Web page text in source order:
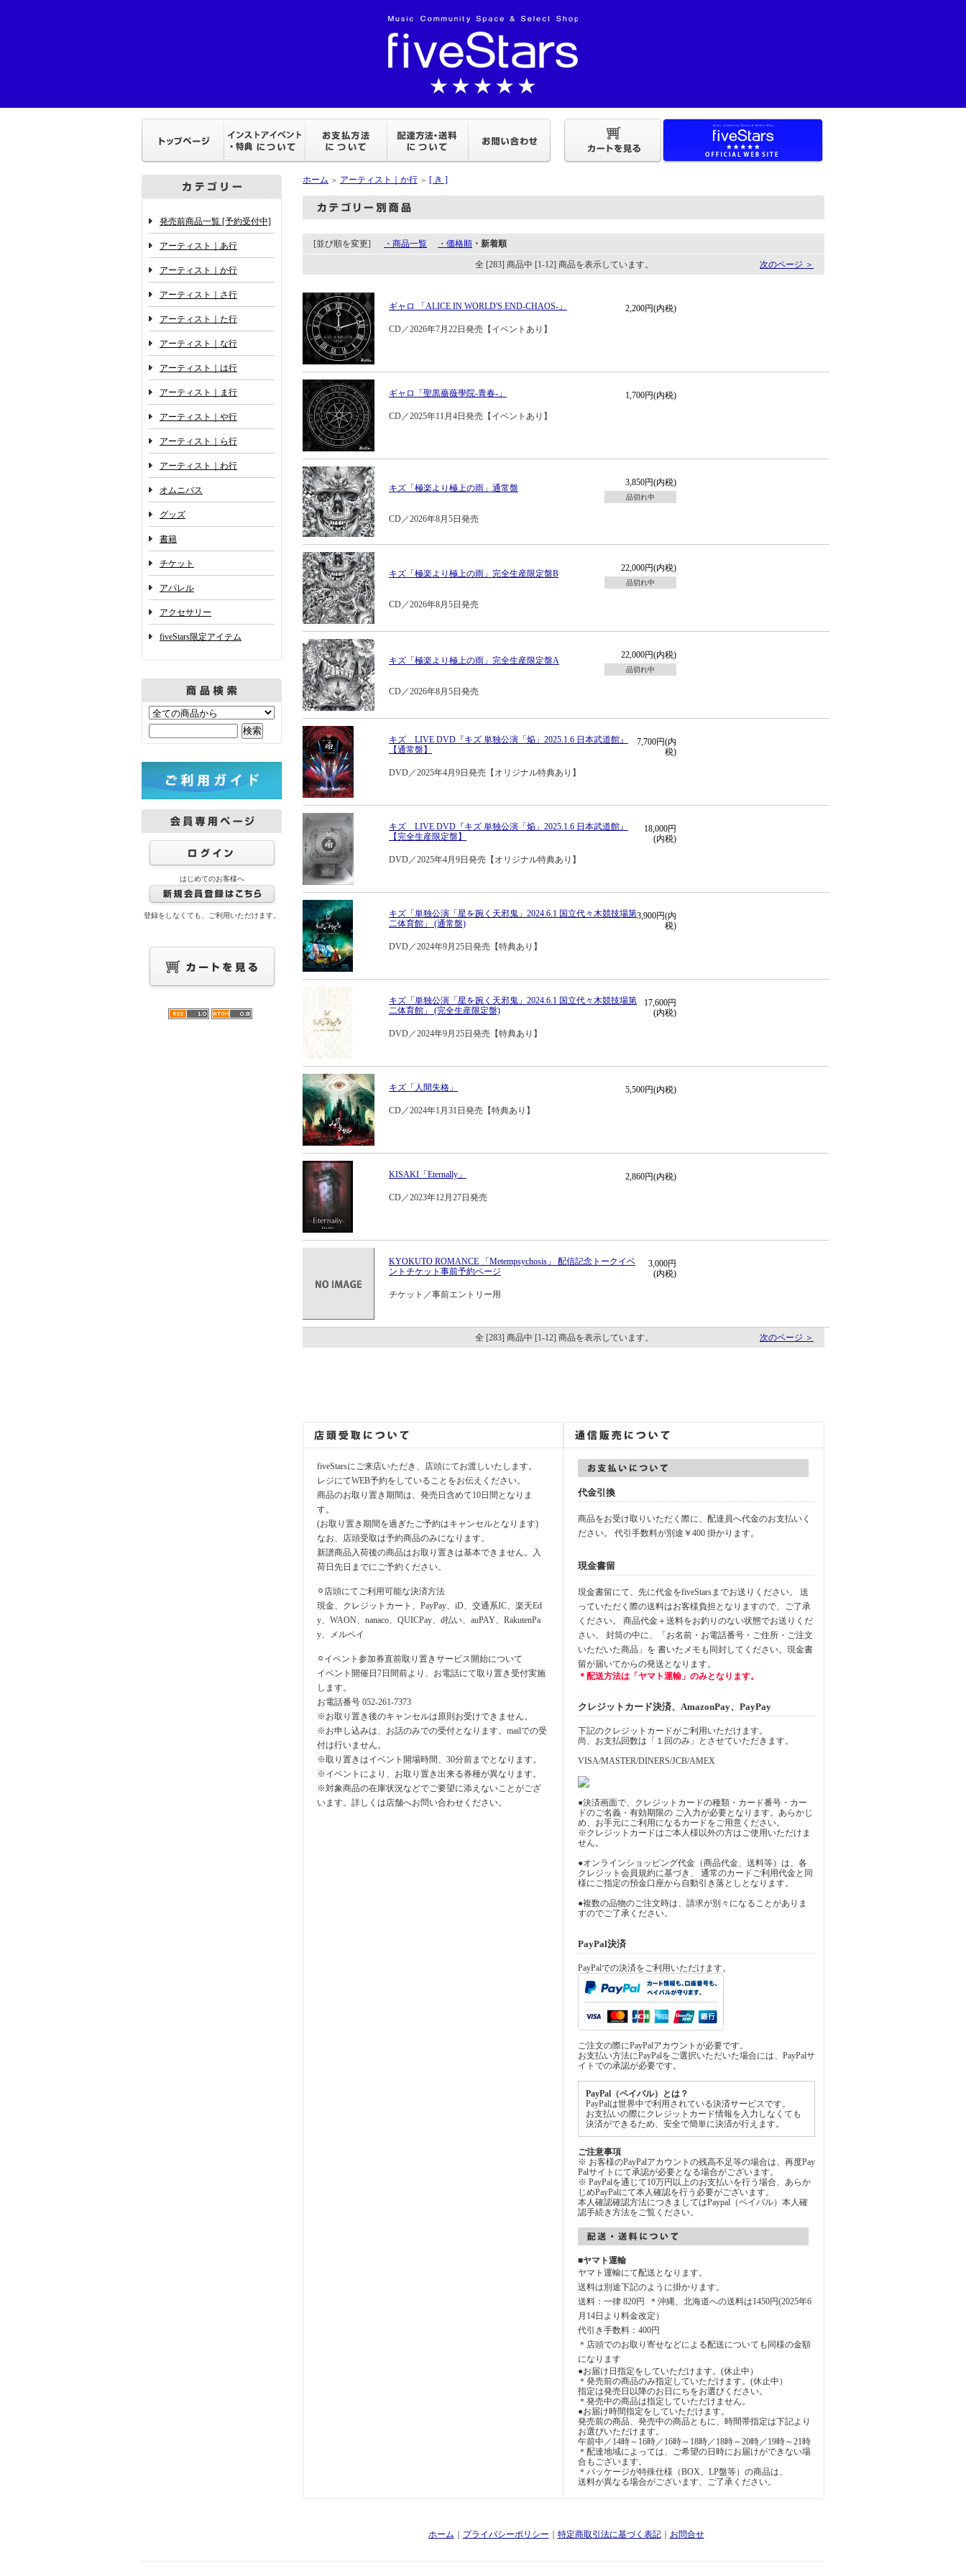
発売前商品一覧 [予約受付中]
アーティスト｜あ行
アーティスト｜か行
アーティスト｜さ行
アーティスト｜た行
アーティスト｜な行
アーティスト｜は行
アーティスト｜ま行
アーティスト｜や行
アーティスト｜ら行
アーティスト｜わ行
オムニバス
グッズ
書籍
チケット
アパレル
アクセサリー
fiveStars限定アイテム
はじめてのお客様へ
登録をしなくても、ご利用いただけます。
ホーム ＞ アーティスト｜か行 ＞ [ き ]
[並び順を変更] ・商品一覧 ・価格順 ・新着順
全 [283] 商品中 [1-12] 商品を表示しています。 次のページ ＞
ギャロ 「ALICE IN WORLD'S END-CHAOS-」 2,200円(内税)
CD／2026年7月22日発売【イベントあり】
ギャロ「聖黒薔薇學院-青春-」 1,700円(内税)
CD／2025年11月4日発売【イベントあり】
キズ「極楽より極上の雨」通常盤
3,850円(内税)
品切れ中
CD／2026年8月5日発売
キズ「極楽より極上の雨」完全生産限定盤B
22,000円(内税)
品切れ中
CD／2026年8月5日発売
キズ「極楽より極上の雨」完全生産限定盤A
22,000円(内税)
品切れ中
CD／2026年8月5日発売
キズ LIVE DVD『キズ 単独公演「焔」2025.1.6 日本武道館』
【通常盤】
7,700円(内
税)
DVD／2025年4月9日発売【オリジナル特典あり】
キズ LIVE DVD『キズ 単独公演「焔」2025.1.6 日本武道館』
【完全生産限定盤】
18,000円
(内税)
DVD／2025年4月9日発売【オリジナル特典あり】
キズ「単独公演「星を踠く天邪鬼」2024.6.1 国立代々木競技場第
二体育館」 (通常盤)
3,900円(内
税)
DVD／2024年9月25日発売【特典あり】
キズ「単独公演「星を踠く天邪鬼」2024.6.1 国立代々木競技場第
二体育館」 (完全生産限定盤)
17,600円
(内税)
DVD／2024年9月25日発売【特典あり】
キズ「人間失格」 5,500円(内税)
CD／2024年1月31日発売【特典あり】
KISAKI「Eternally」 2,860円(内税)
CD／2023年12月27日発売
KYOKUTO ROMANCE 「Metempsychosis」 配信記念トークイベ
ントチケット事前予約ページ
3,000円
(内税)
チケット／事前エントリー用
全 [283] 商品中 [1-12] 商品を表示しています。 次のページ ＞
fiveStarsにご来店いただき、店頭にてお渡しいたします。
レジにてWEB予約をしていることをお伝えください。
商品のお取り置き期間は、発売日含めて10日間となりま
す。
(お取り置き期間を過ぎたご予約はキャンセルとなります)
なお、店頭受取は予約商品のみになります。
新譜商品入荷後の商品はお取り置きは基本できません。入
荷日先日までにご予約ください。
⚪︎店頭にてご利用可能な決済方法
現金、クレジットカート、PayPay、iD、交通系IC、楽天Ed
y、WAON、nanaco、QUICPay、d払い、auPAY、RakutenPa
y、メルペイ
⚪︎イベント参加券直前取り置きサービス開始について
イベント開催日7日間前より、お電話にて取り置き受付実施
します。
お電話番号 052-261-7373
※お取り置き後のキャンセルは原則お受けできません。
※お申し込みは、お話のみでの受付となります。mailでの受
付は行いません。
※取り置きはイベント開場時間、30分前までとなります。
※イベントにより、お取り置き出来る券種が異なります。
※対象商品の在庫状況などでご要望に添えないことがござ
います。詳しくは店舗へお問い合わせください。
代金引換
商品をお受け取りいただく際に、配達員へ代金のお支払いく
ださい。 代引手数料が別途￥400 掛かります。
現金書留
現金書留にて、先に代金をfiveStarsまでお送りください。 送
っていただく際の送料はお客様負担となりますので、ご了承
ください。 商品代金＋送料をお釣りのない状態でお送りくだ
さい。 封筒の中に、「お名前・お電話番号・ご住所・ご注文
いただいた商品」を 書いたメモも同封してください。現金書
留が届いてからの発送となります。
＊配送方法は「ヤマト運輸」のみとなります。
クレジットカード決済、AmazonPay、PayPay
下記のクレジットカードがご利用いただけます。
尚、お支払回数は「１回のみ」とさせていただきます。
VISA/MASTER/DINERS/JCB/AMEX
●決済画面で、クレジットカードの種類・カード番号・カー
ドのご名義・有効期限の ご入力が必要となります。あらかじ
め、お手元にご利用になるカードをご用意ください。
※クレジットカードはご本人様以外の方はご使用いただけま
せん。
●オンラインショッピング代金（商品代金、送料等）は、各
クレジット会員規約に基づき、 通常のカードご利用代金と同
様にご指定の預金口座から自動引き落としとなります。
●複数の品物のご注文時は、請求が別々になることがありま
すのでご了承ください。
PayPal決済
PayPalでの決済をご利用いただけます。
ご注文の際にPayPalアカウントが必要です。
お支払い方法にPayPalをご選択いただいた場合には、PayPalサ
イトでの承認が必要です。
PayPal（ペイパル）とは？
PayPalは世界中で利用されている決済サービスです。
お支払いの際にクレジットカード情報を入力しなくても
決済ができるため、安全で簡単に決済が行えます。
ご注意事項
※ お客様のPayPalアカウントの残高不足等の場合は、再度Pay
Palサイトにて承認が必要となる場合がございます。
※ PayPalを通じて10万円以上のお支払いを行う場合、あらか
じめPayPalにて本人確認を行う必要がございます。
本人確認確認方法につきましてはPaypal（ペイパル）本人確
認手続き方法をご覧ください。
■ヤマト運輸
ヤマト運輸にて配送となります。
送料は別途下記のように掛かります。
送料：一律 820円 ＊沖縄、北海道への送料は1450円(2025年6
月14日より料金改定）
代引き手数料：400円
＊店頭でのお取り寄せなどによる配送についても同様の金額
になります
●お届け日指定をしていただけます。(休止中）
＊発売前の商品のみ指定していただけます。(休止中）
指定は発売日以降のお日にちをお選びください。
＊発売中の商品は指定していただけません。
●お届け時間指定をしていただけます。
発売前の商品、発売中の商品ともに、時間帯指定は下記より
お選びいただけます。
午前中／14時～16時／16時～18時／18時～20時／19時～21時
＊配達地域によっては、ご希望の日時にお届けができない場
合もございます。
＊パッケージが特殊仕様（BOX、LP盤等）の商品は、
送料が異なる場合がございます、ご了承ください。
ホーム プライバシーポリシー 特定商取引法に基づく表記｜ お問合せ